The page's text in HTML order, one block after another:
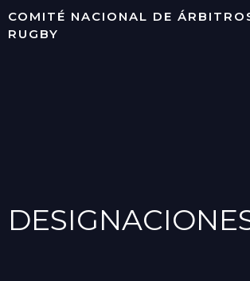
Saltar
COMITÉ NACIONAL DE
RUGBY